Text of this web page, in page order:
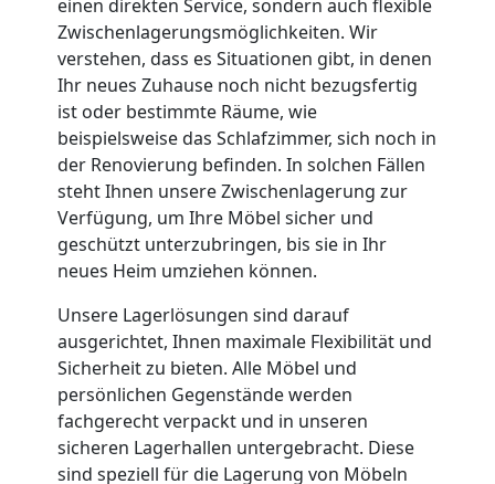
einen direkten Service, sondern auch flexible
Zwischenlagerungsmöglichkeiten. Wir
verstehen, dass es Situationen gibt, in denen
Ihr neues Zuhause noch nicht bezugsfertig
ist oder bestimmte Räume, wie
beispielsweise das Schlafzimmer, sich noch in
der Renovierung befinden. In solchen Fällen
steht Ihnen unsere Zwischenlagerung zur
Verfügung, um Ihre Möbel sicher und
geschützt unterzubringen, bis sie in Ihr
neues Heim umziehen können.
Unsere Lagerlösungen sind darauf
ausgerichtet, Ihnen maximale Flexibilität und
Sicherheit zu bieten. Alle Möbel und
persönlichen Gegenstände werden
fachgerecht verpackt und in unseren
sicheren Lagerhallen untergebracht. Diese
sind speziell für die Lagerung von Möbeln
und
Lagerung
Wiener
Neustadt
Full-
Service-
Umzug